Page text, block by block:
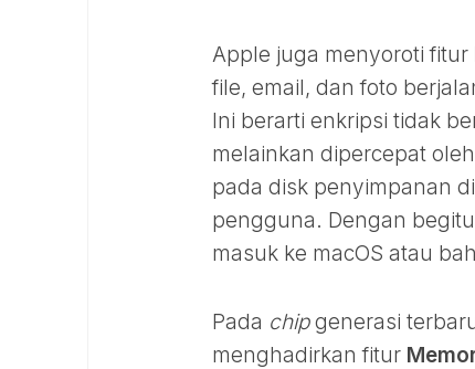
Apple juga menyoroti fitur
file, email, dan foto
Ini berarti enkripsi tidak
melainkan dipercepat oleh
pada disk penyimpanan
pengguna. Dengan
masuk ke macOS atau
Pada chipgenerasi
menghadirkan fitur